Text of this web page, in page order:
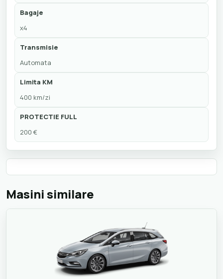
Bagaje
x4
Transmisie
Automata
Limita KM
400 km/zi
PROTECTIE FULL
200 €
Masini similare